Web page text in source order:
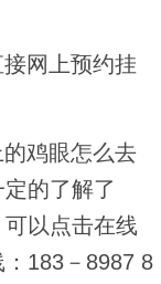
网上预约挂
鸡眼怎么去
的了解了
以点击在线
183－8987 8